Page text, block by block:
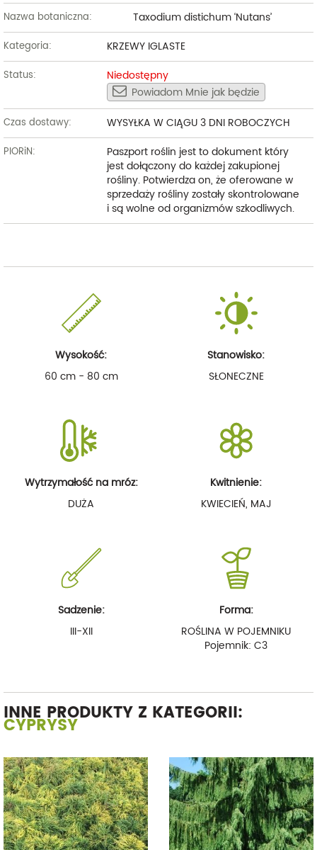
Nazwa botaniczna: Taxodium distichum ‘Nutans’
Kategoria: KRZEWY IGLASTE
Status:
Niedostępny
Powiadom Mnie jak będzie
Czas dostawy: WYSYŁKA W CIĄGU 3 DNI ROBOCZYCH
PIORiN:
Paszport roślin jest to dokument który
jest dołączony do każdej zakupionej
rośliny. Potwierdza on, że oferowane w
sprzedaży rośliny zostały skontrolowane
i są wolne od organizmów szkodliwych.
Wysokość:
60 cm - 80 cm
Stanowisko:
SŁONECZNE
Wytrzymałość na mróz:
DUŻA
Kwitnienie:
KWIECIEŃ, MAJ
Sadzenie:
III-XII
Forma:
ROŚLINA W POJEMNIKU
Pojemnik: C3
INNE PRODUKTY Z KATEGORII:
CYPRYSY